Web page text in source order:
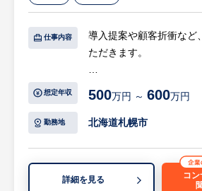
仕事内容
導入提案や顧客折衝など
ただきます。
・展示会・イベントでの
得
・導入後の操作説明・
・利用状況のフォロー、
想定年収 500万円 ～ 600万円
勤務地 北海道札幌市
詳細を見る
コ